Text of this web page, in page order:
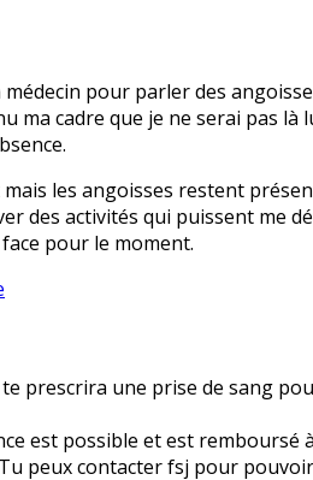
pour parler des
ma cadre que je ne serai pas
les angoisses restent
des activités qui puissent me
pour le moment.
te prescrira une prise de sang
est possible et est remboursé
peux contacter fsj pour